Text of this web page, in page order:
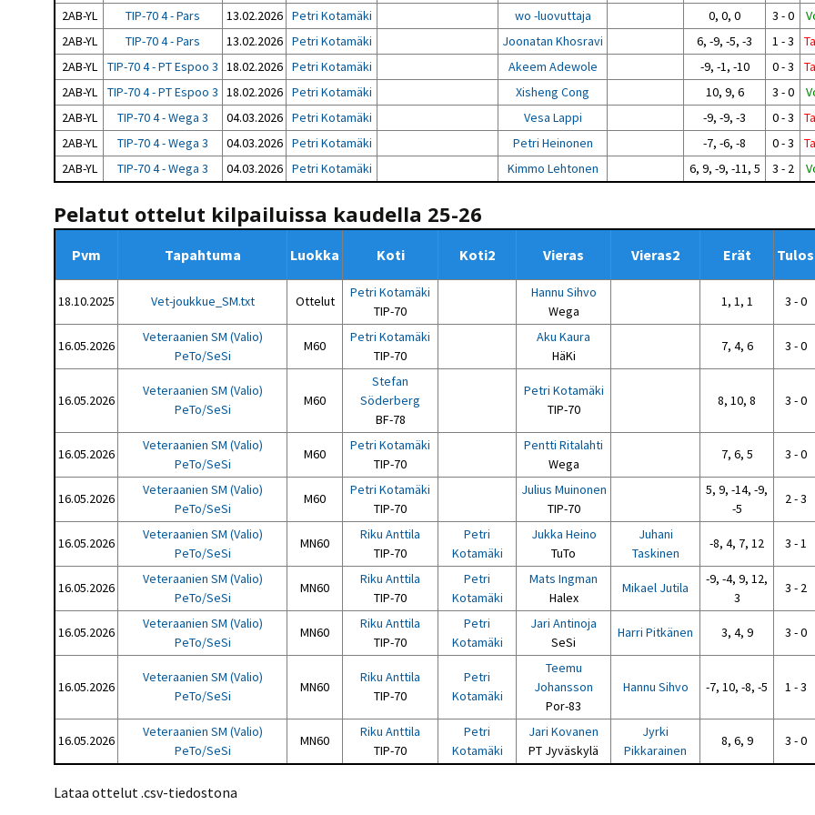
2AB-YL
TIP-70 4 - Pars 13.02.2026 Petri Kotamäki wo -luovuttaja 0, 0, 0 3 - 0
2AB-YL
TIP-70 4 - Pars 13.02.2026 Petri Kotamäki Joonatan Khosravi 6, -9, -5, -3 1 - 3
2AB-YL
TIP-70 4 - PT Espoo 3 18.02.2026 Petri Kotamäki Akeem Adewole -9, -1, -10 0 - 3
2AB-YL
TIP-70 4 - PT Espoo 3 18.02.2026 Petri Kotamäki Xisheng Cong 10, 9, 6 3 - 0
2AB-YL
TIP-70 4 - Wega 3 04.03.2026 Petri Kotamäki Vesa Lappi -9, -9, -3 0 - 3
2AB-YL
TIP-70 4 - Wega 3 04.03.2026 Petri Kotamäki Petri Heinonen -7, -6, -8 0 - 3
2AB-YL
TIP-70 4 - Wega 3 04.03.2026 Petri Kotamäki Kimmo Lehtonen 6, 9, -9, -11, 5 3 - 2
Pelatut ottelut kilpailuissa kaudella 25-26
Pvm Tapahtuma Luokka Koti Koti2 Vieras Vieras2 Erät Tulos
18.10.2025 Vet-joukkue_SM.txt Ottelut
Petri Kotamäki
TIP-70
Hannu Sihvo
Wega
1, 1, 1 3 - 0
16.05.2026
Veteraanien SM (Valio)
PeTo/SeSi
M60
Petri Kotamäki
TIP-70
Aku Kaura
HäKi
7, 4, 6 3 - 0
16.05.2026
Veteraanien SM (Valio)
PeTo/SeSi
M60
Stefan
Söderberg
BF-78
Petri Kotamäki
TIP-70
8, 10, 8 3 - 0
16.05.2026
Veteraanien SM (Valio)
PeTo/SeSi
M60
Petri Kotamäki
TIP-70
Pentti Ritalahti
Wega
7, 6, 5 3 - 0
16.05.2026
Veteraanien SM (Valio)
PeTo/SeSi
M60
Petri Kotamäki
TIP-70
Julius Muinonen
TIP-70
5, 9, -14, -9,
-5
2 - 3
16.05.2026
Veteraanien SM (Valio)
PeTo/SeSi
MN60
Riku Anttila
TIP-70
Petri
Kotamäki
Jukka Heino
TuTo
Juhani
Taskinen
-8, 4, 7, 12 3 - 1
16.05.2026
Veteraanien SM (Valio)
PeTo/SeSi
MN60
Riku Anttila
TIP-70
Petri
Kotamäki
Mats Ingman
Halex
Mikael Jutila
-9, -4, 9, 12,
3
3 - 2
16.05.2026
Veteraanien SM (Valio)
PeTo/SeSi
MN60
Riku Anttila
TIP-70
Petri
Kotamäki
Jari Antinoja
SeSi
Harri Pitkänen 3, 4, 9 3 - 0
16.05.2026
Veteraanien SM (Valio)
PeTo/SeSi
MN60
Riku Anttila
TIP-70
Petri
Kotamäki
Teemu
Johansson
Por-83
Hannu Sihvo -7, 10, -8, -5 1 - 3
16.05.2026
Veteraanien SM (Valio)
PeTo/SeSi
MN60
Riku Anttila
TIP-70
Petri
Kotamäki
Jari Kovanen
PT Jyväskylä
Jyrki
Pikkarainen
8, 6, 9 3 - 0
Lataa ottelut .csv-tiedostona